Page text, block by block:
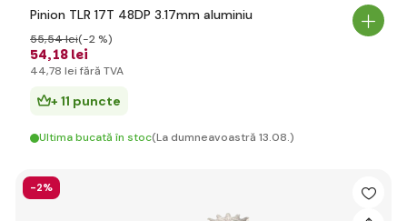
Pinion TLR 17T 48DP 3.17mm aluminiu
54,18 lei
55,54 lei(-2 %)
44,78 lei fără TVA
+ 11 puncte
Ultima bucată în stoc(La dumneavoastră 13.08.)
-2%